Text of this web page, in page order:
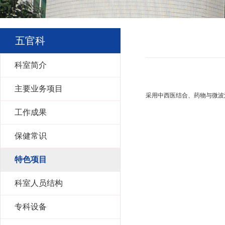
五官科
科室简介
主要业务项目
工作成果
保健常识
特色项目
科室人员结构
专科设备
采用中西医结合、药物与微